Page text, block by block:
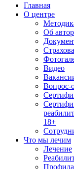
Главная
О центре
Об
Видео
Вопрос-
18+
Что мы лечим
Лечение